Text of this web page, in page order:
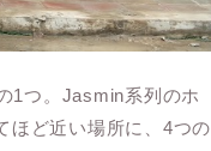
1つ。Jasmin系列のホ
ほど近い場所に、4つの